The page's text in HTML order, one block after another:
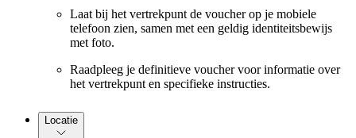
Laat bij het vertrekpunt de voucher op je mobiele
telefoon zien, samen met een geldig identiteitsbewijs
met foto.
Raadpleeg je definitieve voucher voor informatie over
het vertrekpunt en specifieke instructies.
Locatie